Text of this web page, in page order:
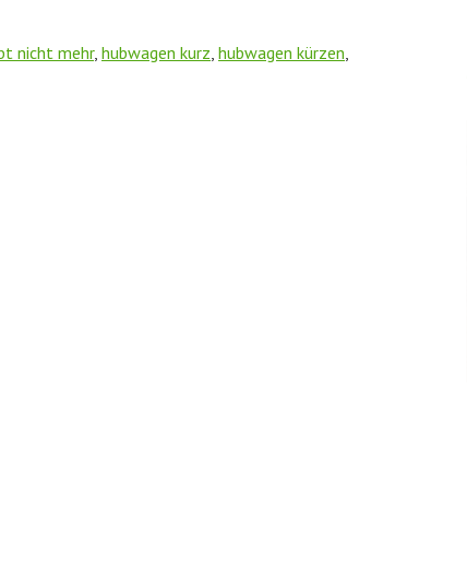
nicht mehr, hubwagen kurz, hubwagen kürzen,